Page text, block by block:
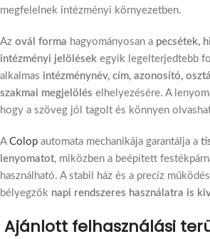
megfelelnek intézményi környezetben.
Az ovál forma hagyományosan a pecsétek,
intézményi jelölések egyik legelterjedtebb
alkalmas intézménynév, cím, azonosító,
szakmai megjelölés elhelyezésére. A
hogy a szöveg jól tagolt és könnyen
A Colop automata mechanikája garantálja a
lenyomatot, miközben a beépített
használható. A stabil ház és a precíz
bélyegzők napi rendszeres használatra is
Ajánlott felhasználási